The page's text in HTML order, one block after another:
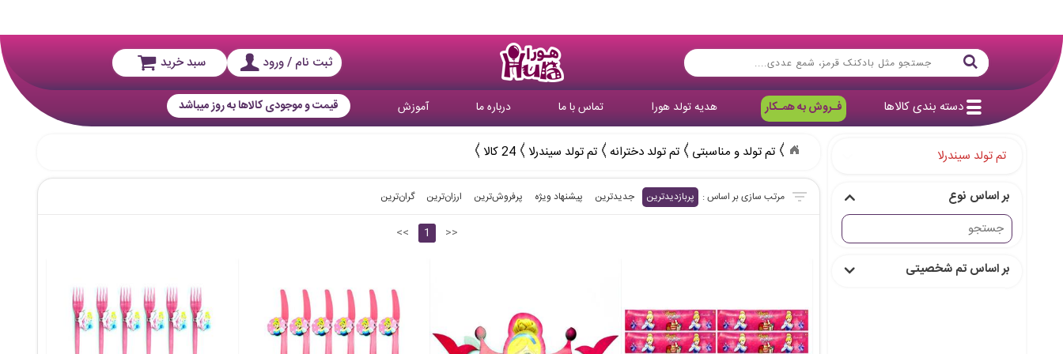
ثبت نام / ورود سبد خرید
دسته بندی کالاها فـروش به همـکار هدیه تولد هورا تماس با ما درباره ما آموزش قیمت و موجودی کالاها به روز میباشد
تم تولد و مناسبتی تم تولد دخترانه تم تولد سیندرلا 24 کالا
پربازدیدترین جدیدترین پیشنهاد ویژه پرفروش‌ترین‌ ارزان‌ترین گران‌ترین
<< 1 >>
تم تولد سیندرلا
بر اساس نوع
بر اساس تم شخصیتی